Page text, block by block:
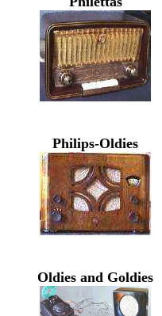
Philips-Oldies
Oldies and Goldies